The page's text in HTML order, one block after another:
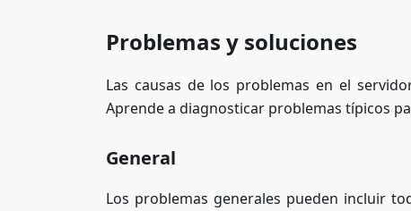
Problemas y soluciones
Las causas de los problemas en el
Aprende a diagnosticar problemas típicos
General
Los problemas generales pueden incluir